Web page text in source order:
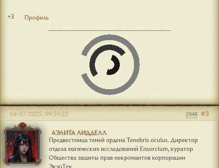
+3 Профиль
АЭЛИТА ЛИДДЕЛЛ
Предвестница теней ордена Tenebris oculus. Директор
отдела магических исследований Ensorcium, куратор
Общества защиты прав некромантов корпорации
ЭкзоТек
#3
04-07-2025, 09:59:22 2948